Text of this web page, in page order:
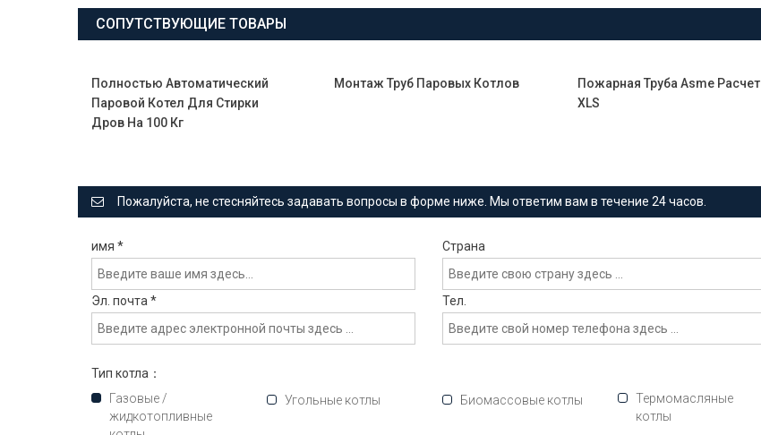
СОПУТСТВУЮЩИЕ ТОВАРЫ
Полностью Автоматический
Паровой Котел Для Стирки
Дров На 100 Кг
Монтаж Труб Паровых Котлов
Пожарная Труба Asme Расчет
XLS
Пожалуйста, не стесняйтесь задавать вопросы в форме ниже. Мы ответим вам в течение 24 часов.
имя * Страна
Эл. почта * Тел.
Тип котла：
Газовые /
жидкотопливные
Угольные котлы Биомассовые котлы
Термомасляные
котлы